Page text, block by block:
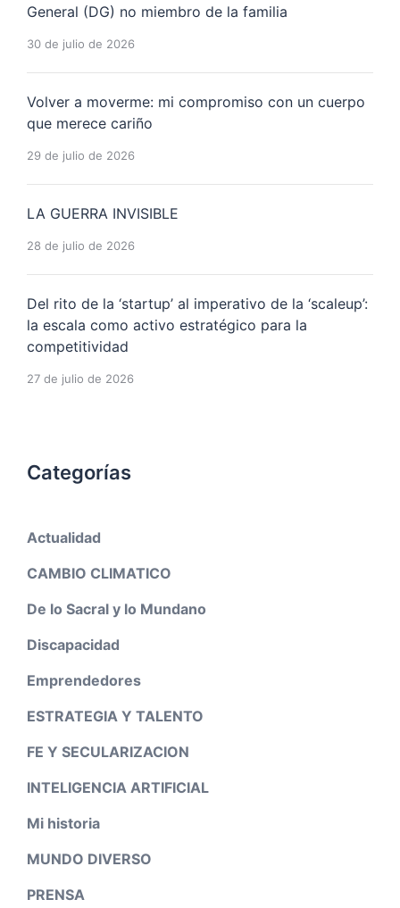
General (DG) no miembro de la familia
30 de julio de 2026
Volver a moverme: mi compromiso con un cuerpo
que merece cariño
29 de julio de 2026
LA GUERRA INVISIBLE
28 de julio de 2026
Del rito de la ‘startup’ al imperativo de la ‘scaleup’:
la escala como activo estratégico para la
competitividad
27 de julio de 2026
Categorías
Actualidad
CAMBIO CLIMATICO
De lo Sacral y lo Mundano
Discapacidad
Emprendedores
ESTRATEGIA Y TALENTO
FE Y SECULARIZACION
INTELIGENCIA ARTIFICIAL
Mi historia
MUNDO DIVERSO
PRENSA